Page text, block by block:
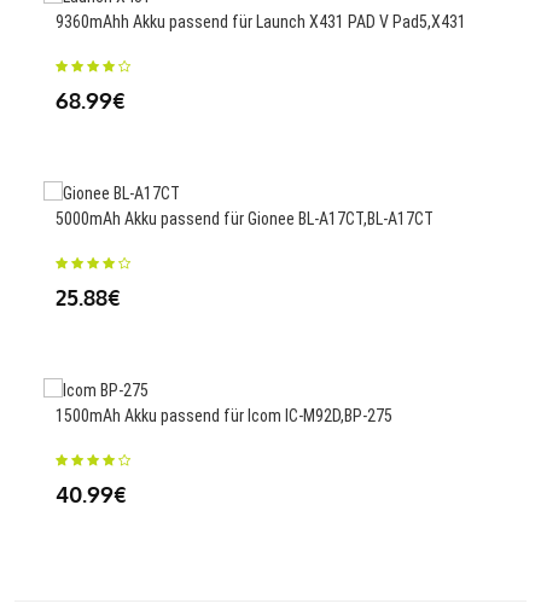
9360mAhh Akku passend für Launch X431 PAD V Pad5,X431
68.99€
5000mAh Akku passend für Gionee BL-A17CT,BL-A17CT
25.88€
1500mAh Akku passend für Icom IC-M92D,BP-275
40.99€